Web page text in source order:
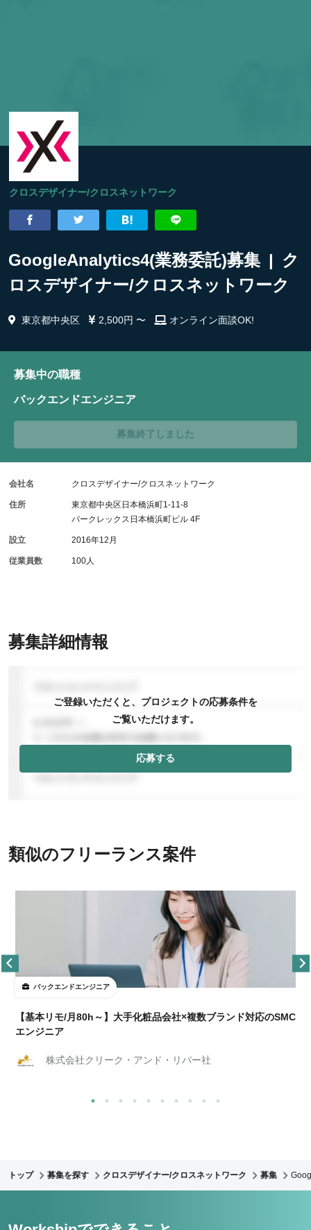
クロスデザイナー/クロスネットワーク
GoogleAnalytics4(業務委託)募集 | ク
ロスデザイナー/クロスネットワーク
東京都中央区 2,500円 〜 オンライン面談OK!
募集詳細情報
ご登録いただくと、プロジェクトの応募条件を
ご覧いただけます。
応募する
募集中の職種
バックエンドエンジニア
募集終了しました
会社名 クロスデザイナー/クロスネットワーク
住所
東京都中央区日本橋浜町1-11-8
パークレックス日本橋浜町ビル 4F
設立 2016年12月
従業員数 100人
類似のフリーランス案件
バックエンドエンジニア
【基本リモ/月80h～】大手化粧品会社×複数ブランド対応のSMC
エンジニア
株式会社クリーク・アンド・リバー社
トップ 募集を探す クロスデザイナー/クロスネットワーク 募集